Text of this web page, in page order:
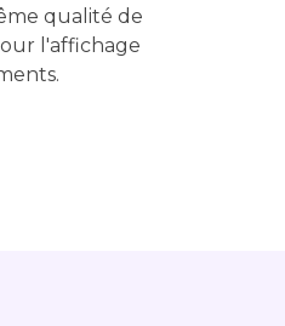
qualité de
l'affichage